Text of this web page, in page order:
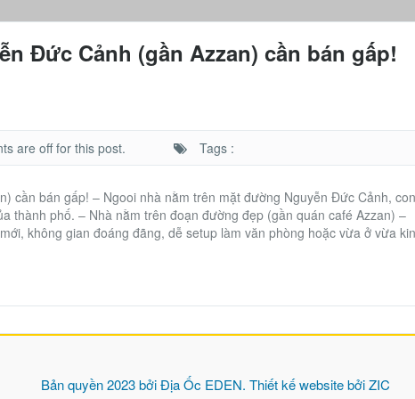
Đức Cảnh (gần Azzan) cần bán gấp!
are off for this post. Tags :
cần bán gấp! – Ngooi nhà nằm trên mặt đường Nguyễn Đức Cảnh, con
thành phố. – Nhà nằm trên đoạn đường đẹp (gần quán café Azzan) –
không gian đoáng đãng, dễ setup làm văn phòng hoặc vừa ở vừa
Bản quyền 2023 bởiĐịa Ốc EDEN. Thiết kế website bởiZIC